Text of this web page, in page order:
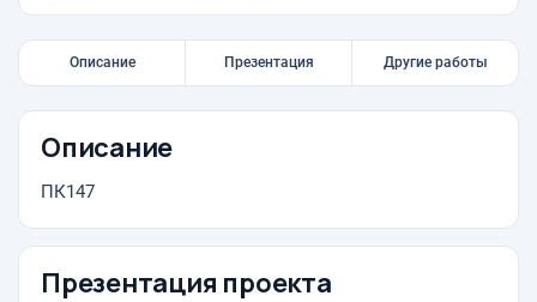
Описание Презентация Другие работы
Описание
ПК147
Презентация проекта